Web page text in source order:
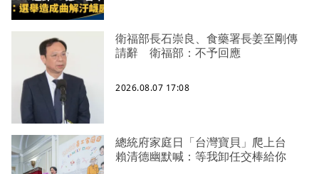
衛福部長石崇良、食藥署長姜至剛傳
請辭 衛福部：不予回應
2026.08.07 17:08
總統府家庭日「台灣寶貝」爬上台
賴清德幽默喊：等我卸任交棒給你